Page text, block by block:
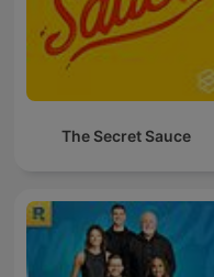
The Secret Sauce